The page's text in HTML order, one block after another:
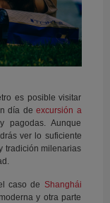
es posible visitar
día deexcursión a
pagodas. Aunque
ver lo suficiente
tradición milenarias
caso de Shanghái
y otra parte